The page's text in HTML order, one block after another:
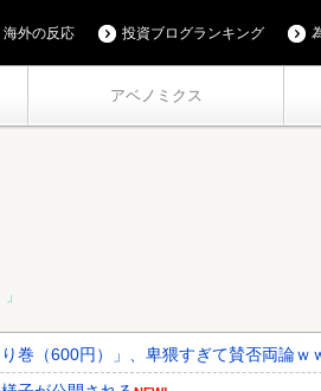
アベノミクス
海外の反応 投資ブログランキング
巻（600円）」、卑猥すぎて賛否両論ｗ